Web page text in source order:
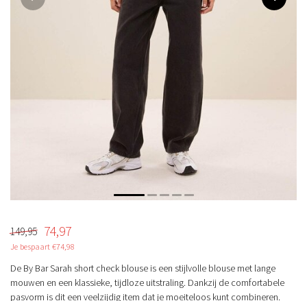
149,95 74,97
Je bespaart €74,98
De By Bar Sarah short check blouse is een stijlvolle blouse met lange
mouwen en een klassieke, tijdloze uitstraling. Dankzij de comfortabele
pasvorm is dit een veelzijdig item dat je moeiteloos kunt combineren.